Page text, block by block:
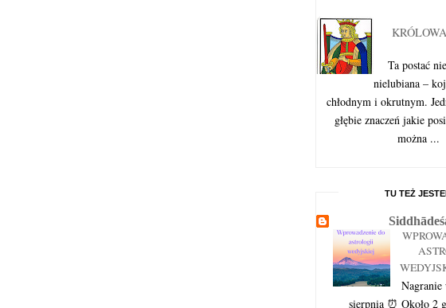
Ta postać
nielubiana –
chłodnym i okrutnym.
głębie znaczeń jakie
można ...
TU TEŻ
Nagranie
sierpnia ⏰ Około 2